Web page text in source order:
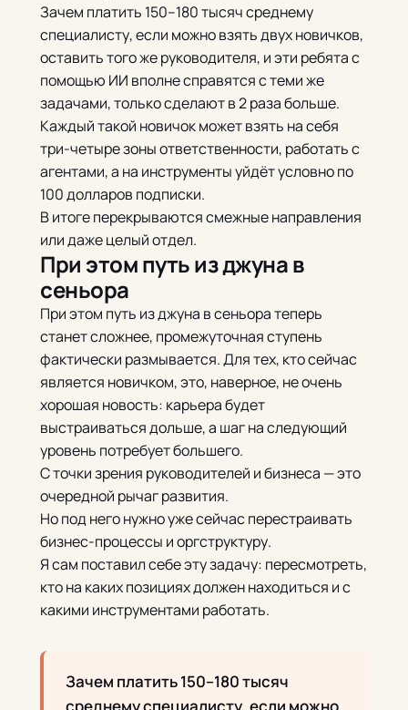
Зачем платить 150–180 тысяч среднему
специалисту, если можно взять двух новичков,
оставить того же руководителя, и эти ребята с
помощью ИИ вполне справятся с теми же
задачами, только сделают в 2 раза больше.
Каждый такой новичок может взять на себя
три-четыре зоны ответственности, работать с
агентами, а на инструменты уйдёт условно по
100 долларов подписки.
В итоге перекрываются смежные направления
или даже целый отдел.
При этом путь из джуна в
сеньора
При этом путь из джуна в сеньора теперь
станет сложнее, промежуточная ступень
фактически размывается. Для тех, кто сейчас
является новичком, это, наверное, не очень
хорошая новость: карьера будет
выстраиваться дольше, а шаг на следующий
уровень потребует большего.
С точки зрения руководителей и бизнеса — это
очередной рычаг развития.
Но под него нужно уже сейчас перестраивать
бизнес-процессы и оргструктуру.
Я сам поставил себе эту задачу: пересмотреть,
кто на каких позициях должен находиться и с
какими инструментами работать.
Зачем платить 150–180 тысяч